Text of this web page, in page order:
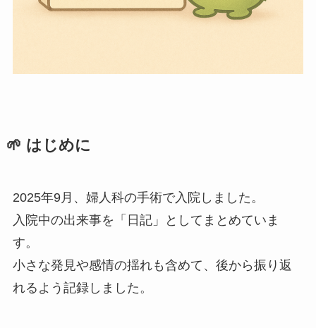
🌱 はじめに
2025年9月、婦人科の手術で入院しました。
入院中の出来事を「日記」としてまとめていま
す。
小さな発見や感情の揺れも含めて、後から振り返
れるよう記録しました。